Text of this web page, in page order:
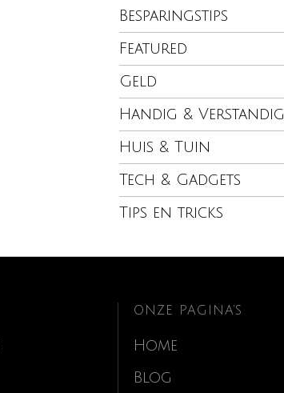
Besparingstips
Featured
Geld
Handig & Verstandig
Huis & Tuin
Tech & Gadgets
Tips en tricks
ONZE PAGINA’S
Home
Blog